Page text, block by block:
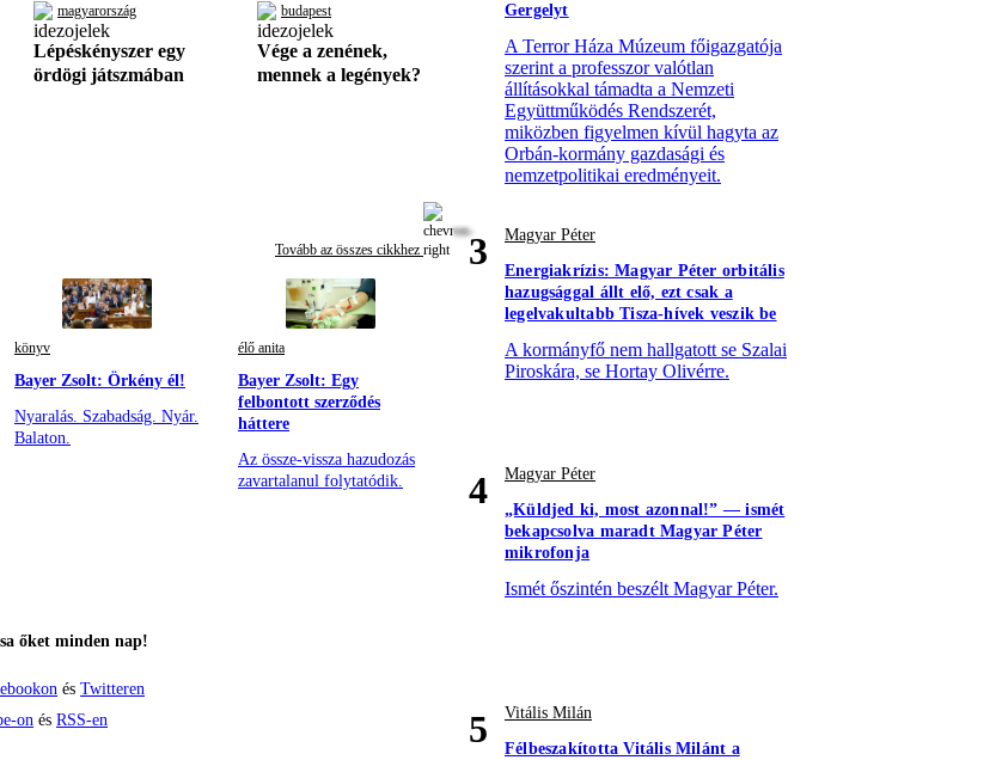
magyarország
Lépéskényszer egy
ördögi játszmában
budapest
Vége a zenének,
mennek a legények?
Tovább az összes cikkhez
könyv
Bayer Zsolt: Örkény él!
Nyaralás. Szabadság. Nyár.
Balaton.
élő anita
Bayer Zsolt: Egy
felbontott szerződés
háttere
Az össze-vissza hazudozás
zavartalanul folytatódik.
őket minden nap!
és Twitteren
on és RSS-en
Gergelyt
A Terror Háza Múzeum főigazgatója
szerint a professzor valótlan
állításokkal támadta a Nemzeti
Együttműködés Rendszerét,
miközben figyelmen kívül hagyta az
Orbán-kormány gazdasági és
nemzetpolitikai eredményeit.
3
Magyar Péter
Energiakrízis: Magyar Péter orbitális
hazugsággal állt elő, ezt csak a
legelvakultabb Tisza-hívek veszik be
A kormányfő nem hallgatott se Szalai
Piroskára, se Hortay Olivérre.
4
Magyar Péter
„Küldjed ki, most azonnal!” — ismét
bekapcsolva maradt Magyar Péter
mikrofonja
Ismét őszintén beszélt Magyar Péter.
5
Vitális Milán
Félbeszakította Vitális Milánt a